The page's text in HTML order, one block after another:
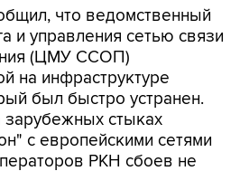
(ЦМУ ССОП)
на инфраструктуре
был быстро устранен.
стыках
с европейскими сетями
РКН сбоев не